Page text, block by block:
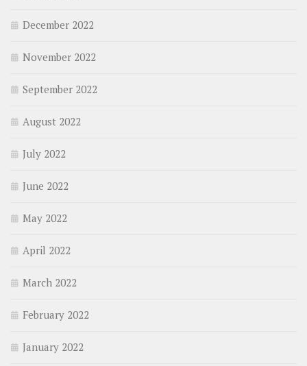
December 2022
November 2022
September 2022
August 2022
July 2022
June 2022
May 2022
April 2022
March 2022
February 2022
January 2022